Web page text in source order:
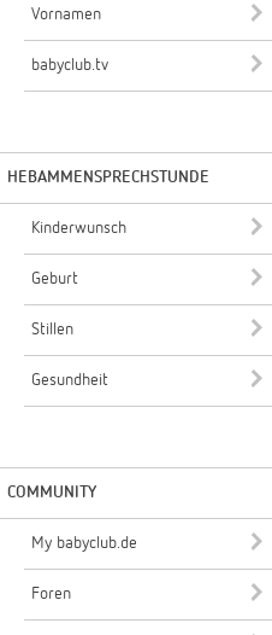
Vornamen
babyclub.tv
HEBAMMENSPRECHSTUNDE
Kinderwunsch
Geburt
Stillen
Gesundheit
COMMUNITY
My babyclub.de
Foren